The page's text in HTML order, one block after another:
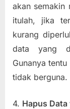
akan semakin
itulah, jika
kurang
data yang
Gunanya
tidak berguna.
4. Hapus